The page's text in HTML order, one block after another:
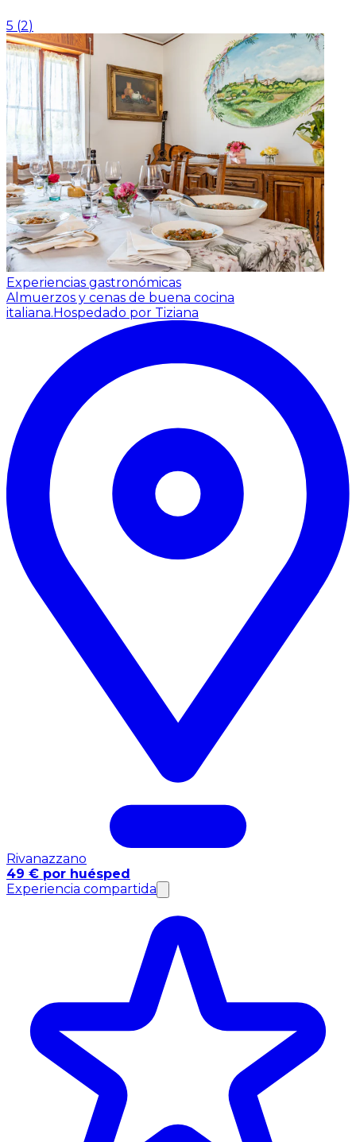
5 (2)
Experiencias gastronómicas
Almuerzos y cenas de buena cocina
italiana.Hospedado por Tiziana
Rivanazzano
49 € por huésped
Experiencia compartida